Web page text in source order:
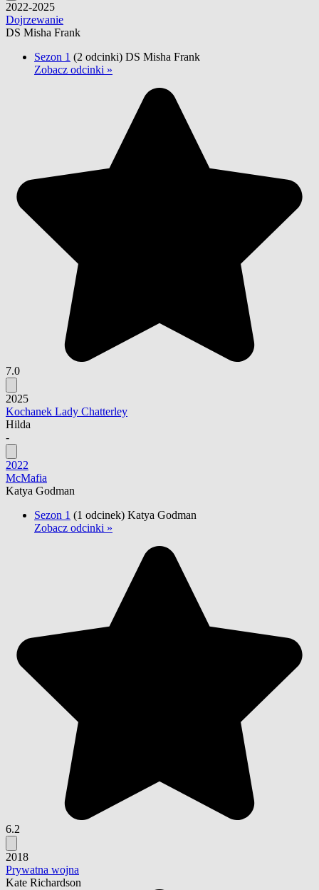
2022-2025
Dojrzewanie
DS Misha Frank
Sezon 1 (2 odcinki) DS Misha Frank
Zobacz odcinki »
7.0
2025
Kochanek Lady Chatterley
Hilda
-
2022
McMafia
Katya Godman
Sezon 1 (1 odcinek) Katya Godman
Zobacz odcinki »
6.2
2018
Prywatna wojna
Kate Richardson